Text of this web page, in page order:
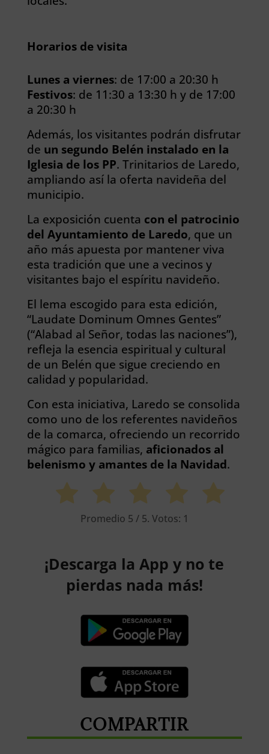
Horarios de visita
Lunes a viernes: de 17:00 a 20:30 h
Festivos: de 11:30 a 13:30 h y de 17:00
a 20:30 h
Además, los visitantes podrán disfrutar
de un segundo Belén instalado en la
Iglesia de los PP. Trinitarios de Laredo,
ampliando así la oferta navideña del
municipio.
La exposición cuenta con el patrocinio
del Ayuntamiento de Laredo, que un
año más apuesta por mantener viva
esta tradición que une a vecinos y
visitantes bajo el espíritu navideño.
El lema escogido para esta edición,
“Laudate Dominum Omnes Gentes”
(“Alabad al Señor, todas las naciones”),
refleja la esencia espiritual y cultural
de un Belén que sigue creciendo en
calidad y popularidad.
Con esta iniciativa, Laredo se consolida
como uno de los referentes navideños
de la comarca, ofreciendo un recorrido
mágico para familias, aficionados al
belenismo y amantes de la Navidad.
Promedio 5 / 5. Votos: 1
¡Descarga la App y no te
pierdas nada más!
COMPARTIR